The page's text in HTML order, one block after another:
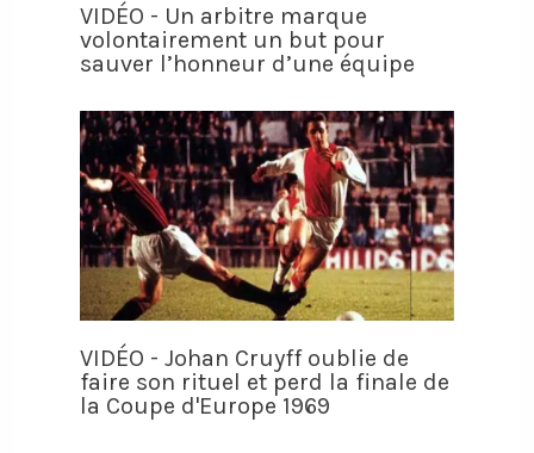
VIDÉO - Un arbitre marque
volontairement un but pour
sauver l’honneur d’une équipe
VIDÉO - Johan Cruyff oublie de
faire son rituel et perd la finale de
la Coupe d'Europe 1969